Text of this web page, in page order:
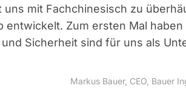
uns mit Fach­chi­ne­sisch zu
ent­wi­ckelt. Zum ers­ten Mal
Sicher­heit sind für uns als
Mar­kus Bau­er, CEO, Bau­er